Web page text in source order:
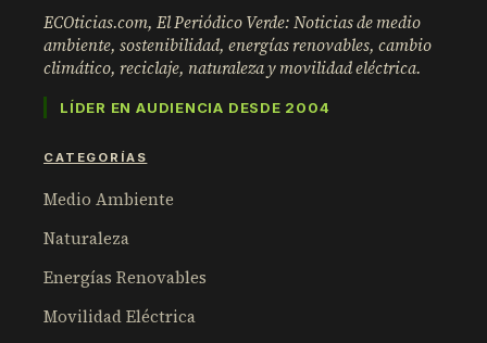
ECOticias.com, El Periódico Verde: Noticias de medio
ambiente, sostenibilidad, energías renovables, cambio
climático, reciclaje, naturaleza y movilidad eléctrica.
LÍDER EN AUDIENCIA DESDE 2004
CATEGORÍAS
Medio Ambiente
Naturaleza
Energías Renovables
Movilidad Eléctrica